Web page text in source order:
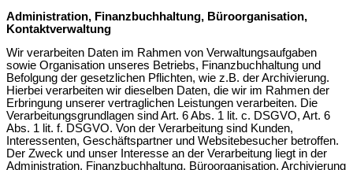
Administration, Finanzbuchhaltung, Büroorganisation,
Kontaktverwaltung
Wir verarbeiten Daten im Rahmen von Verwaltungsaufgaben
sowie Organisation unseres Betriebs, Finanzbuchhaltung und
Befolgung der gesetzlichen Pflichten, wie z.B. der Archivierung.
Hierbei verarbeiten wir dieselben Daten, die wir im Rahmen der
Erbringung unserer vertraglichen Leistungen verarbeiten. Die
Verarbeitungsgrundlagen sind Art. 6 Abs. 1 lit. c. DSGVO, Art. 6
Abs. 1 lit. f. DSGVO. Von der Verarbeitung sind Kunden,
Interessenten, Geschäftspartner und Websitebesucher betroffen.
Der Zweck und unser Interesse an der Verarbeitung liegt in der
Administration, Finanzbuchhaltung, Büroorganisation, Archivierung